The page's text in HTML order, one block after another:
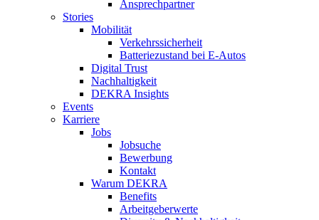
Ansprechpartner
Stories
Mobilität
Verkehrssicherheit
Batteriezustand bei E-Autos
Digital Trust
Nachhaltigkeit
DEKRA Insights
Events
Karriere
Jobs
Jobsuche
Bewerbung
Kontakt
Warum DEKRA
Benefits
Arbeitgeberwerte